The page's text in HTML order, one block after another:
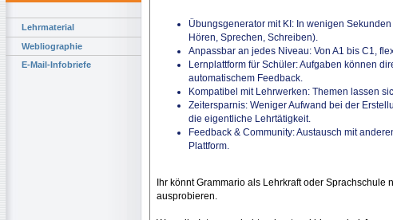
Lehrmaterial
Webliographie
E-Mail-Infobriefe
Übungsgenerator mit KI: In wenigen
Hören, Sprechen, Schreiben).
Anpassbar an jedes Niveau: Von A1 bis C1,
Lernplattform für Schüler: Aufgaben können
automatischem Feedback.
Kompatibel mit Lehrwerken: Themen lassen
Zeitersparnis: Weniger Aufwand bei der
die eigentliche Lehrtätigkeit.
Feedback & Community: Austausch mit
Plattform.
Ihr könnt Grammario als Lehrkraft oder
ausprobieren.